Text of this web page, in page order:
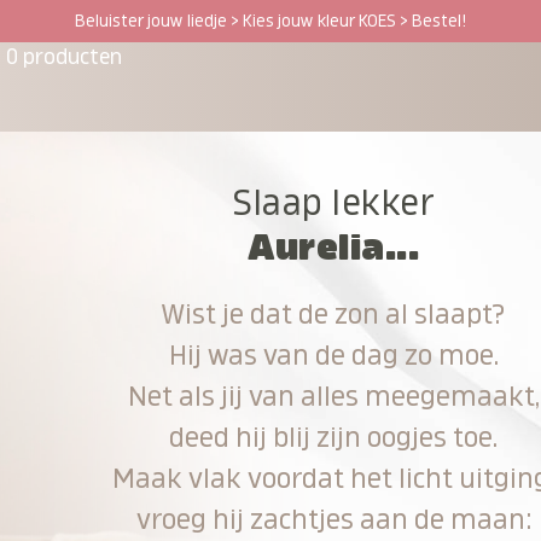
Beluister jouw liedje > Kies jouw kleur KOES > Bestel!
0 producten
Slaap lekker
Aurelia...
Wist je dat de zon al slaapt?
Hij was van de dag zo moe.
Net als jij van alles meegemaakt,
deed hij blij zijn oogjes toe.
Maak vlak voordat het licht
vroeg hij zachtjes aan de maan: